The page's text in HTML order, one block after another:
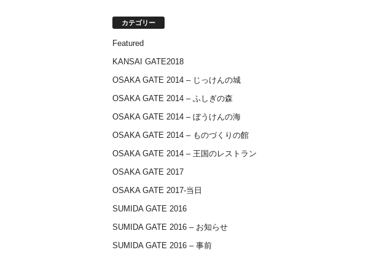
カテゴリー
Featured
KANSAI GATE2018
OSAKA GATE 2014 – じっけんの城
OSAKA GATE 2014 – ふしぎの森
OSAKA GATE 2014 – ぼうけんの海
OSAKA GATE 2014 – ものづくりの館
OSAKA GATE 2014 – 王国のレストラン
OSAKA GATE 2017
OSAKA GATE 2017-当日
SUMIDA GATE 2016
SUMIDA GATE 2016 – お知らせ
SUMIDA GATE 2016 – 事前